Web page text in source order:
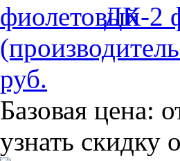
ДК-2
руб.
Базовая цена:
узнать скидку